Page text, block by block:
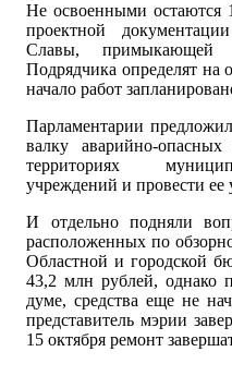
Не освоенными остаются
проектной
Славы, примыкающей
Подрядчика определят на
начало работ
Парламентарии
валку аварийно-
территориях
учреждений и провести ее
И отдельно подняли
расположенных по
Областной и городской
43,2 млн рублей, однако
думе, средства еще не
представитель мэрии
15 октября ремонт